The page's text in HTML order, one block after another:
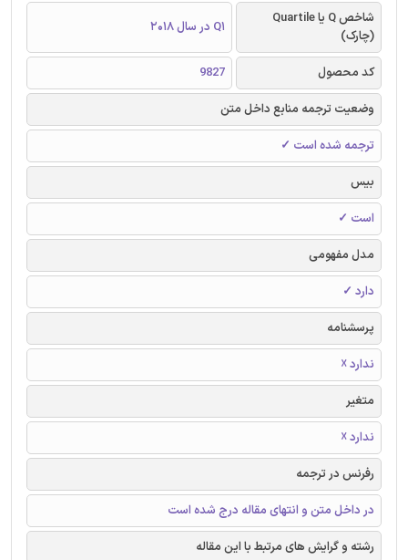
شاخص Q یا Quartile
(چارک)
Q1 در سال 2018
کد محصول
9827
وضعیت ترجمه منابع داخل متن
ترجمه شده است ✓
بیس
است ✓
مدل مفهومی
دارد ✓
پرسشنامه
ندارد ☓
متغیر
ندارد ☓
رفرنس در ترجمه
در داخل متن و انتهای مقاله درج شده است
رشته و گرایش های مرتبط با این مقاله